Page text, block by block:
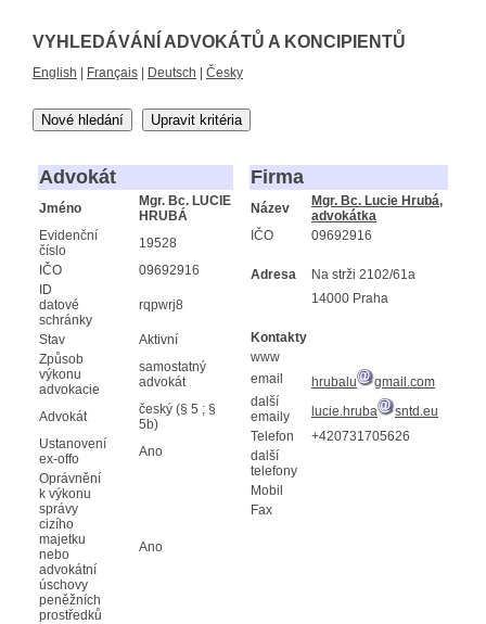
VYHLEDÁVÁNÍ ADVOKÁTŮ A KONCIPIENTŮ
English Français Deutsch Česky
Nové hledání Upravit kritéria
Advokát
Jméno
Mgr. Bc. LUCIE
HRUBÁ
Evidenční
číslo
19528
IČO
09692916
ID
datové
schránky
rqpwrj8
Stav
Aktivní
Způsob
výkonu
advokacie
samostatný
advokát
Advokát
český (§ 5 ; §
5b)
Ustanovení
ex-offo
Ano
Oprávnění
k výkonu
správy
cizího
majetku
nebo
advokátní
úschovy
peněžních
prostředků
Ano
Firma
Název
Mgr. Bc. Lucie Hrubá,
advokátka
IČO
09692916
Adresa
Na strži 2102/61a
14000 Praha
Kontakty
www
email
hrubalu
gmail.com
další
emaily
lucie.hruba
sntd.eu
Telefon
+420731705626
další
telefony
Mobil
Fax